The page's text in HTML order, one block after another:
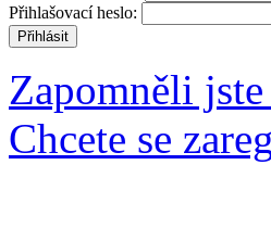
Přihlašovací heslo:
Zapomněli jste
Chcete se